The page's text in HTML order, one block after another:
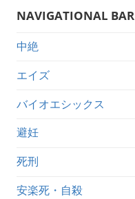
NAVIGATIONAL BAR
中絶
エイズ
バイオエシックス
避妊
死刑
安楽死・自殺